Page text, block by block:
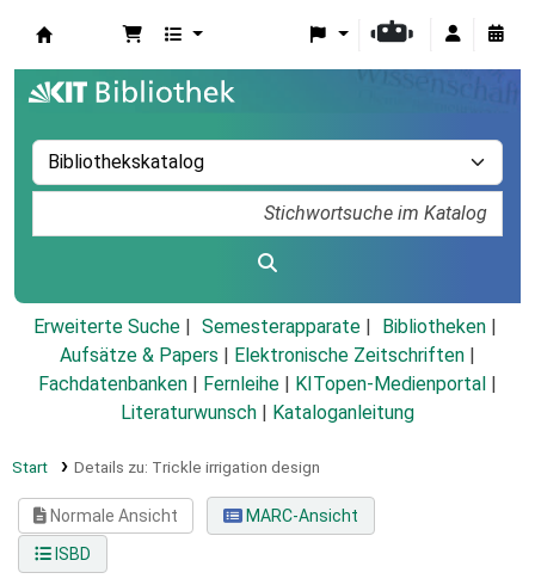
Erweiterte Suche Semesterapparate
Bibliotheken
Aufsätze & Papers
Elektronische Zeitschriften
Fachdatenbanken
Fernleihe KITopen-Medienportal
Literaturwunsch
Kataloganleitung
Start Details zu: Trickle irrigation design
Normale Ansicht
MARC-Ansicht
ISBD